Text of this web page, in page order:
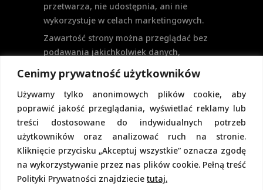
Cenimy prywatność użytkowników
Używamy tylko anonimowych plików cookie, aby
poprawić jakość przeglądania, wyświetlać reklamy lub
treści dostosowane do indywidualnych potrzeb
użytkowników oraz analizować ruch na stronie.
Kliknięcie przycisku „Akceptuj wszystkie” oznacza zgodę
na wykorzystywanie przez nas plików cookie. Pełną treść
Polityki Prywatności znajdziecie tutaj.
przetwarza, nie udostępnia, ani nie
wykorzystuje w celach marketingowych.
Zawartość strony można przeglądać bez
podawania jakichkolwiek danych,
logowanie. Aktualnie na stronie nie
przewiduje się formularzy kontaktowych
ani systemu komentarzy, co wiązałoby się
z udostępnianiem i przetwarzaniem
danych osobowych.
Pełną politykę prywatności znajdziecie
pod tym linkiem.
Polityka Cookies